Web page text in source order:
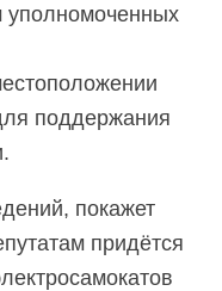
уполномоченных
поддержания
покажет
придётся